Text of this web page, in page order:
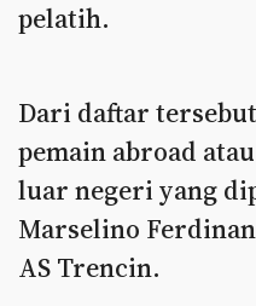
pelatih.
Dari daftar
pemain abroad
luar negeri yang
Marselino
AS Trencin.